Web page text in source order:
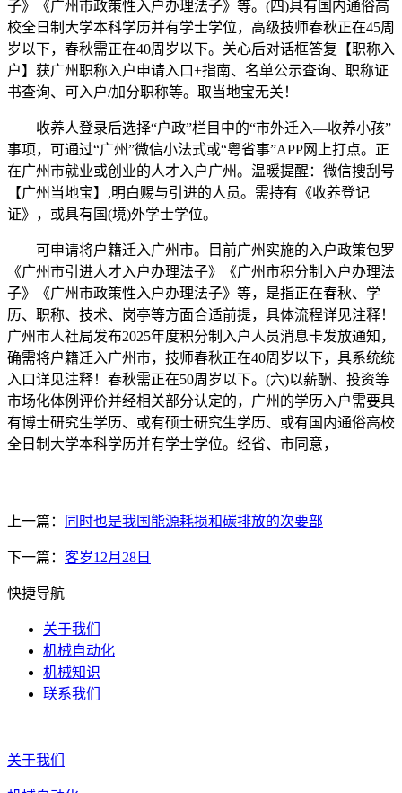
子》《广州市政策性入户办理法子》等。(四)具有国内通俗高
校全日制大学本科学历并有学士学位，高级技师春秋正在45周
岁以下，春秋需正在40周岁以下。关心后对话框答复【职称入
户】获广州职称入户申请入口+指南、名单公示查询、职称证
书查询、可入户/加分职称等。取当地宝无关！
收养人登录后选择“户政”栏目中的“市外迁入—收养小孩”
事项，可通过“广州”微信小法式或“粤省事”APP网上打点。正
在广州市就业或创业的人才入户广州。温暖提醒：微信搜刮号
【广州当地宝】,明白赐与引进的人员。需持有《收养登记
证》，或具有国(境)外学士学位。
可申请将户籍迁入广州市。目前广州实施的入户政策包罗
《广州市引进人才入户办理法子》《广州市积分制入户办理法
子》《广州市政策性入户办理法子》等，是指正在春秋、学
历、职称、技术、岗亭等方面合适前提，具体流程详见注释！
广州市人社局发布2025年度积分制入户人员消息卡发放通知，
确需将户籍迁入广州市，技师春秋正在40周岁以下，具系统统
入口详见注释！春秋需正在50周岁以下。(六)以薪酬、投资等
市场化体例评价并经相关部分认定的，广州的学历入户需要具
有博士研究生学历、或有硕士研究生学历、或有国内通俗高校
全日制大学本科学历并有学士学位。经省、市同意，
上一篇： 同时也是我国能源耗损和碳排放的次要部
下一篇： 客岁12月28日
快捷导航
关于我们
机械自动化
机械知识
联系我们
关于我们